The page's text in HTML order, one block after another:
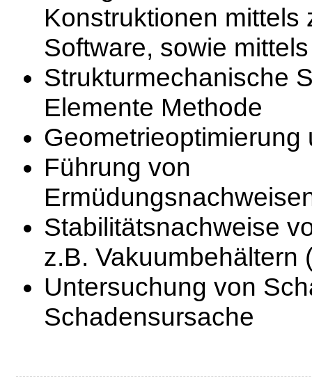
Konstruktionen mittels
Software, sowie
Strukturmechanische
Elemente Methode
Führung von
Stabilitätsnachweise
z.B. Vakuumbehältern
Untersuchung von
Schadensursache